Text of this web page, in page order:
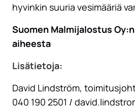
hyvinkin suuria vesimääriä
Suomen Malmijalostus
aiheesta
Lisätietoja:
David Lindström,
040 190 2501 /